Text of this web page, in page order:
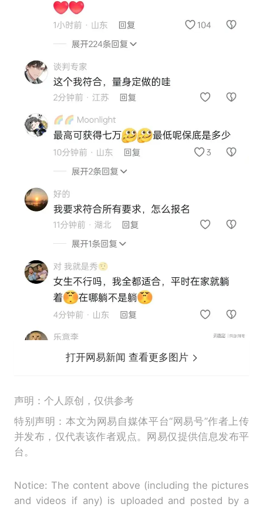
打开网易新闻 查看更多图片
声明：个人原创，仅供参考
特别声明：本文为网易自媒体平台“网易号”作者上传
并发布，仅代表该作者观点。网易仅提供信息发布平
台。
Notice: The content above (including the pictures
and videos if any) is uploaded and posted by a